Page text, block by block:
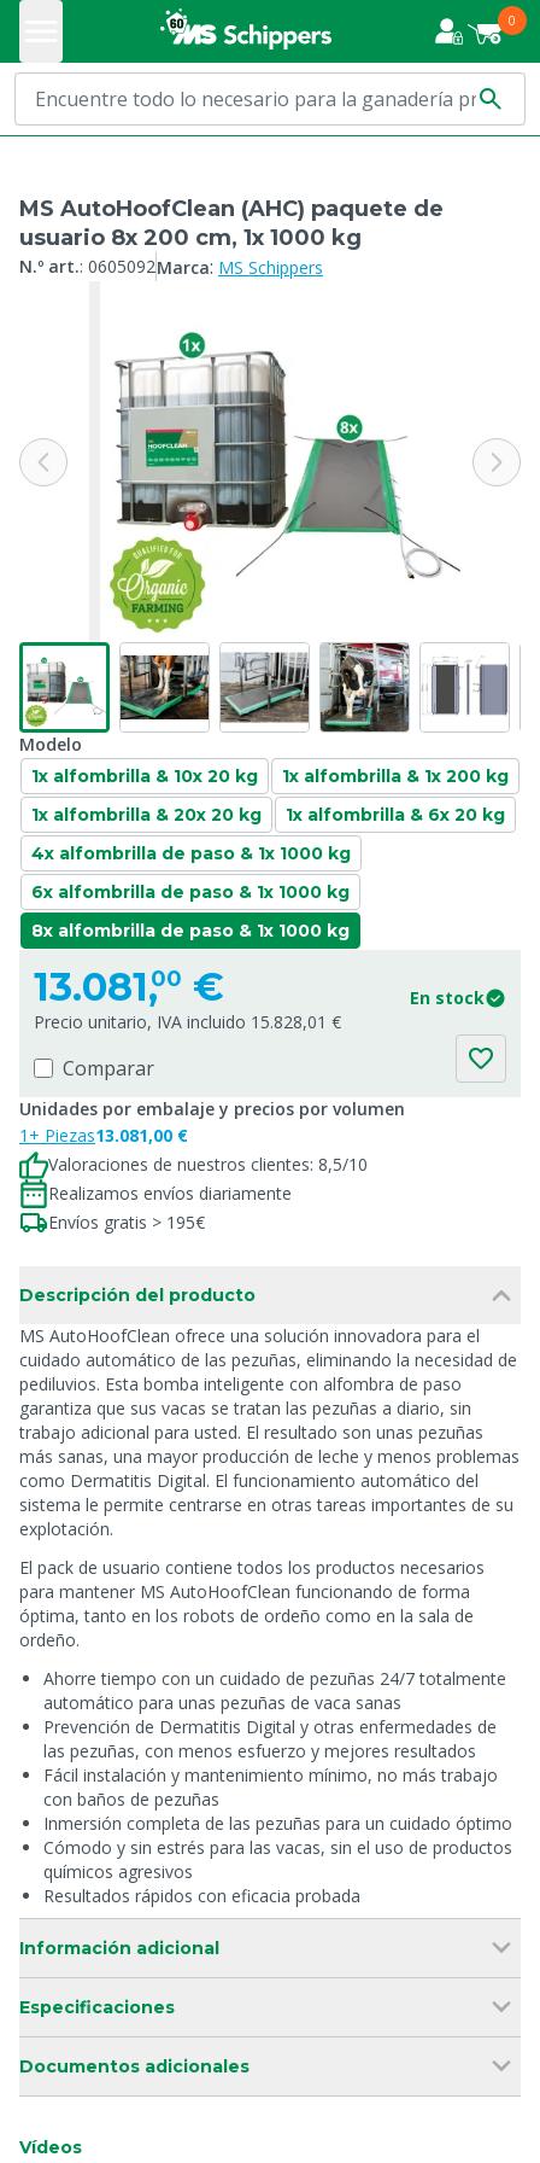
0
MS AutoHoofClean (AHC) paquete de
usuario 8x 200 cm, 1x 1000 kg
N.º art.: 0605092Marca: MS Schippers
Modelo
1x alfombrilla & 10x 20 kg
1x alfombrilla & 1x 200 kg
1x alfombrilla & 20x 20 kg
1x alfombrilla & 6x 20 kg
4x alfombrilla de paso & 1x 1000 kg
6x alfombrilla de paso & 1x 1000 kg
8x alfombrilla de paso & 1x 1000 kg
13.081,00 €
En stock
Precio unitario, IVA incluido 15.828,01 €
Comparar
Unidades por embalaje y precios por volumen
1+ Piezas13.081,00 €
Valoraciones de nuestros clientes: 8,5/10
Realizamos envíos diariamente
Envíos gratis > 195€
Descripción del producto
MS AutoHoofClean ofrece una solución innovadora para el
cuidado automático de las pezuñas, eliminando la necesidad de
pediluvios. Esta bomba inteligente con alfombra de paso
garantiza que sus vacas se tratan las pezuñas a diario, sin
trabajo adicional para usted. El resultado son unas pezuñas
más sanas, una mayor producción de leche y menos problemas
como Dermatitis Digital. El funcionamiento automático del
sistema le permite centrarse en otras tareas importantes de su
explotación.
El pack de usuario contiene todos los productos necesarios
para mantener MS AutoHoofClean funcionando de forma
óptima, tanto en los robots de ordeño como en la sala de
ordeño.
Ahorre tiempo con un cuidado de pezuñas 24/7 totalmente
automático para unas pezuñas de vaca sanas
Prevención de Dermatitis Digital y otras enfermedades de
las pezuñas, con menos esfuerzo y mejores resultados
Fácil instalación y mantenimiento mínimo, no más trabajo
con baños de pezuñas
Inmersión completa de las pezuñas para un cuidado óptimo
Cómodo y sin estrés para las vacas, sin el uso de productos
químicos agresivos
Resultados rápidos con eficacia probada
Información adicional
Especificaciones
Documentos adicionales
Vídeos